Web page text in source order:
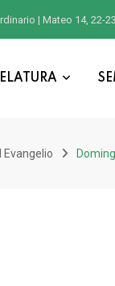
| Mateo 14, 22-23